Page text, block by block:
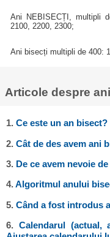
Ani NEBISECȚI, multipli
2100, 2200, 2300;
Ani bisecți multipli de 400:
Articole despre
1.Ce este un an
2.Cât de des avem ani
3. De ce avem nevoie
4.Algoritmul anului
5.Când a fost introdus
6. Calendarul